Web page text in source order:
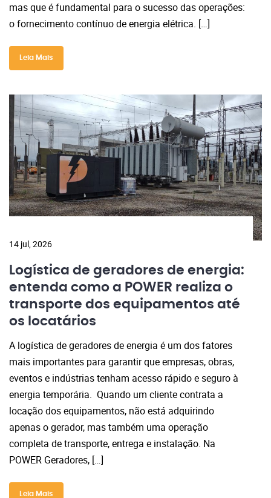
mas que é fundamental para o sucesso das operações:
o fornecimento contínuo de energia elétrica. […]
Leia Mais
14 jul, 2026
Logística de geradores de energia:
entenda como a POWER realiza o
transporte dos equipamentos até
os locatários
A logística de geradores de energia é um dos fatores
mais importantes para garantir que empresas, obras,
eventos e indústrias tenham acesso rápido e seguro à
energia temporária. Quando um cliente contrata a
locação dos equipamentos, não está adquirindo
apenas o gerador, mas também uma operação
completa de transporte, entrega e instalação. Na
POWER Geradores, […]
Leia Mais